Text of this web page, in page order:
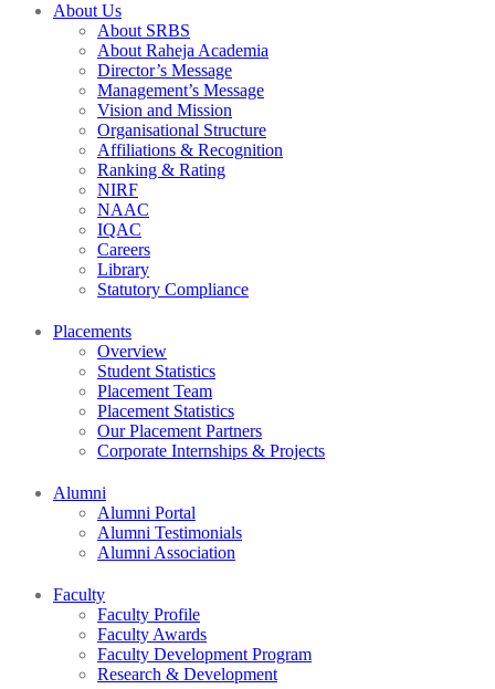
About Us
About SRBS
About Raheja Academia
Director’s Message
Management’s Message
Vision and Mission
Organisational Structure
Affiliations & Recognition
Ranking & Rating
NIRF
NAAC
IQAC
Careers
Library
Statutory Compliance
Placements
Overview
Student Statistics
Placement Team
Placement Statistics
Our Placement Partners
Corporate Internships & Projects
Alumni
Alumni Portal
Alumni Testimonials
Alumni Association
Faculty
Faculty Profile
Faculty Awards
Faculty Development Program
Research & Development